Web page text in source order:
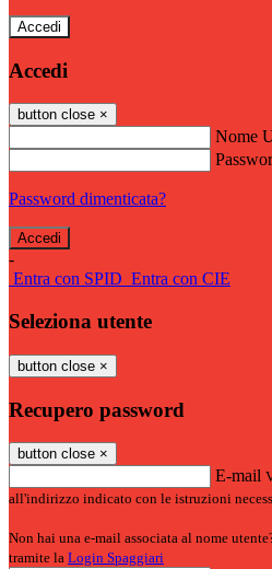
Accedi
Accedi
button close ×
Nome
Password dimenticata?
-
Entra con SPID Entra con CIE
Seleziona utente
button close ×
Recupero password
button close ×
E-mail
all'indirizzo indicato con le istruzioni
Non hai una e-mail associata al nome
tramite la Login Spaggiari